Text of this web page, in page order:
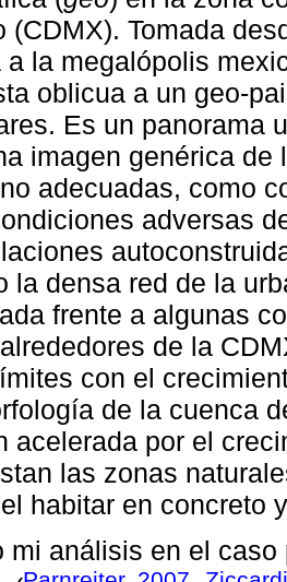
(CDMX). Tomada
a la megalópolis
oblicua a un geo-
Es un panorama
imagen genérica
adecuadas, como
adversas
la densa red de la
frente a algunas
de la
con el
de la cuenca
acelerada por el
las zonas
habitar en concreto
mi análisis en el